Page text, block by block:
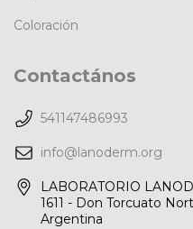
Coloración
Contactános
541147486993
info@lanoderm.org
LABORATORIO
1611 - Don Torcuato
Argentina